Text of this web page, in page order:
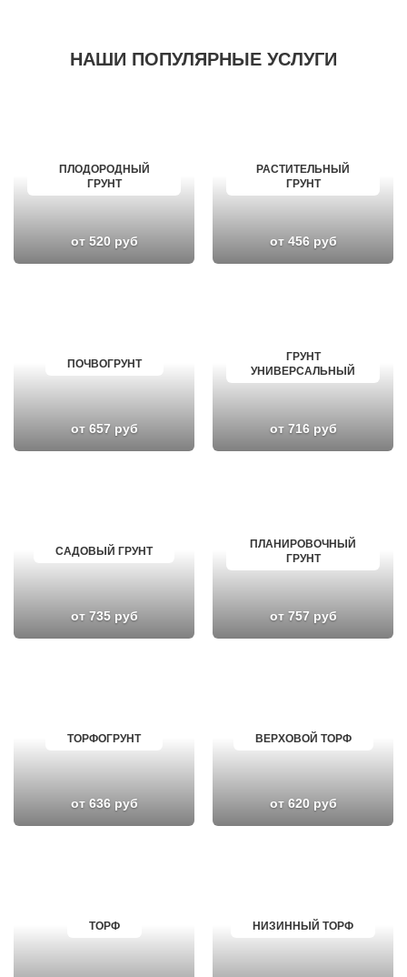
НАШИ ПОПУЛЯРНЫЕ УСЛУГИ
ПЛОДОРОДНЫЙ
ГРУНТ
от 520 руб
РАСТИТЕЛЬНЫЙ
ГРУНТ
от 456 руб
ПОЧВОГРУНТ
от 657 руб
ГРУНТ
УНИВЕРСАЛЬНЫЙ
от 716 руб
САДОВЫЙ ГРУНТ
от 735 руб
ПЛАНИРОВОЧНЫЙ
ГРУНТ
от 757 руб
ТОРФОГРУНТ
от 636 руб
ВЕРХОВОЙ ТОРФ
от 620 руб
ТОРФ НИЗИННЫЙ ТОРФ